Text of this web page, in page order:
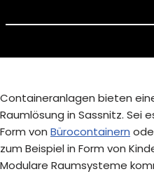
Containeranlagen bieten
Raumlösung in Sassnitz. Sei
Form von Bürocontainern
zum Beispiel in Form von
Modulare Raumsysteme